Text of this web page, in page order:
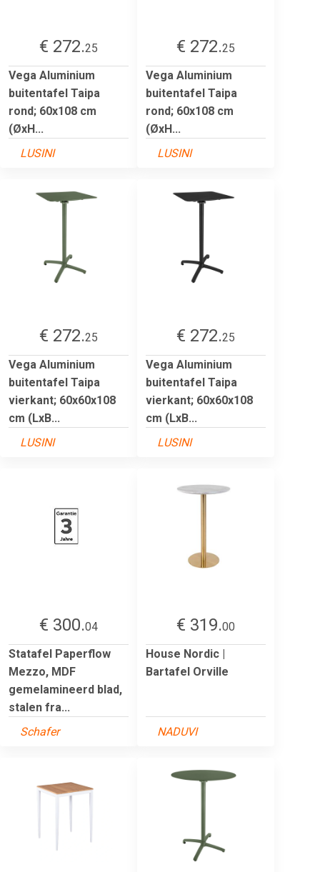
€ 272.25
Vega Aluminium
buitentafel Taipa
rond; 60x108 cm
(ØxH...
LUSINI
€ 272.25
Vega Aluminium
buitentafel Taipa
rond; 60x108 cm
(ØxH...
LUSINI
€ 272.25
Vega Aluminium
buitentafel Taipa
vierkant; 60x60x108
cm (LxB...
LUSINI
€ 272.25
Vega Aluminium
buitentafel Taipa
vierkant; 60x60x108
cm (LxB...
LUSINI
€ 300.04
Statafel Paperflow
Mezzo, MDF
gemelamineerd blad,
stalen fra...
Schafer
€ 319.00
House Nordic |
Bartafel Orville
NADUVI